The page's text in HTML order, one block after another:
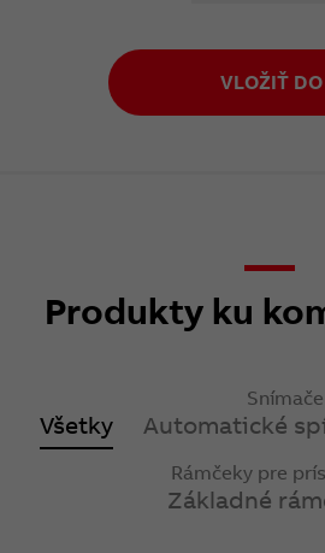
VLOŽIŤ
Produkty ku
Všetky Automatické
Rámčeky pre
Základné